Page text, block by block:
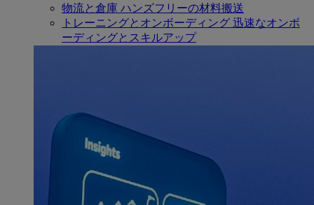
物流と倉庫 ハンズフリーの材料搬送
トレーニングとオンボーディング 迅速なオンボ
ーディングとスキルアップ